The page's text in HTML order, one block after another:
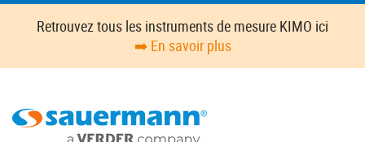
Skip
content
Retrouvez tous les instruments de mesure KIMO ici
➡️ En savoir plus